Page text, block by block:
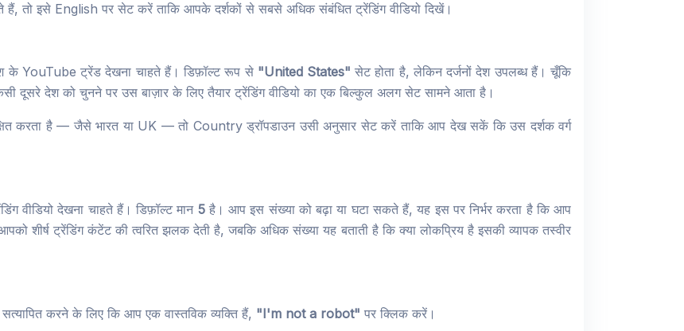
हैं, तो इसे English पर सेट करें ताकि आपके दर्शकों से सबसे अधिक संबंधित ट्रेंडिंग वीडियो दिखें।
के YouTube ट्रेंड देखना चाहते हैं। डिफ़ॉल्ट रूप से "United States" सेट होता है, लेकिन दर्जनों देश उपलब्ध हैं। चूँकि
दूसरे देश को चुनने पर उस बाज़ार के लिए तैयार ट्रेंडिंग वीडियो का एक बिल्कुल अलग सेट सामने आता है।
करता है — जैसे भारत या UK — तो Country ड्रॉपडाउन उसी अनुसार सेट करें ताकि आप देख सकें कि उस दर्शक वर्ग
वीडियो देखना चाहते हैं। डिफ़ॉल्ट मान 5है। आप इस संख्या को बढ़ा या घटा सकते हैं, यह इस पर निर्भर करता है कि आप
शीर्ष ट्रेंडिंग कंटेंट की त्वरित झलक देती है, जबकि अधिक संख्या यह बताती है कि क्या लोकप्रिय है इसकी व्यापक तस्वीर
करने के लिए कि आप एक वास्तविक व्यक्ति हैं, "I'm not a robot" पर क्लिक करें।